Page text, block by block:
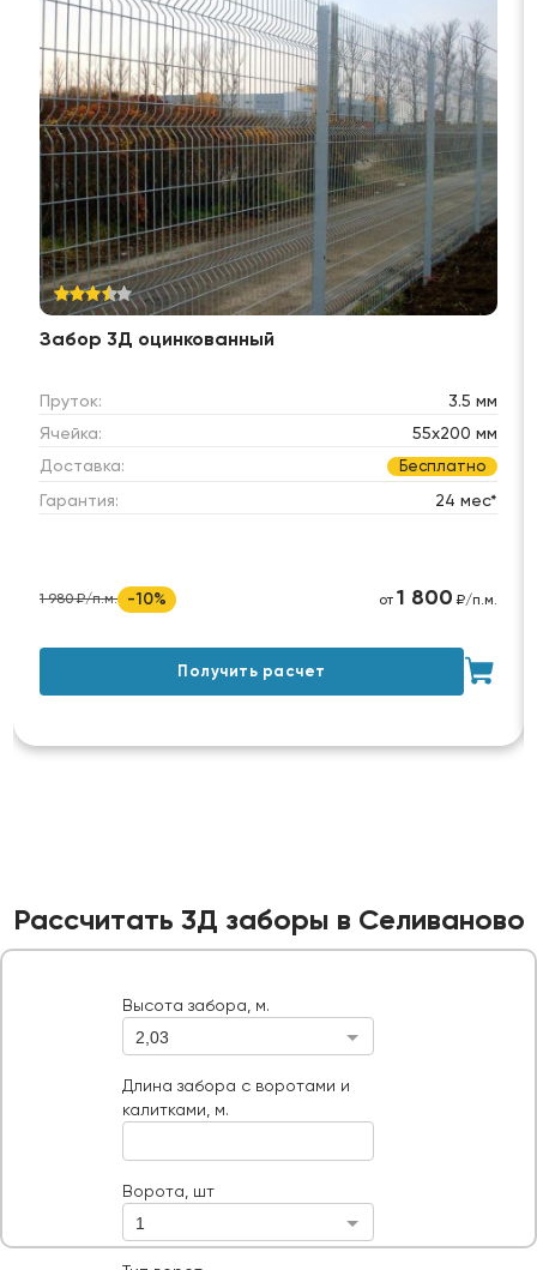
Забор 3Д оцинкованный
Пруток:
3.5 мм
Ячейка:
55х200 мм
Доставка:
Бесплатно
Гарантия: 24 мес*
1 980 ₽/п.м. -10% от 1 800 ₽/п.м.
Получить расчет
Рассчитать 3Д заборы в Селиваново
Высота забора, м.
2,03
Длина забора с воротами и
калитками, м.
Ворота, шт
1
Высота забора, м.
Длина забора с воротами и калитками, м.
Тип ворот